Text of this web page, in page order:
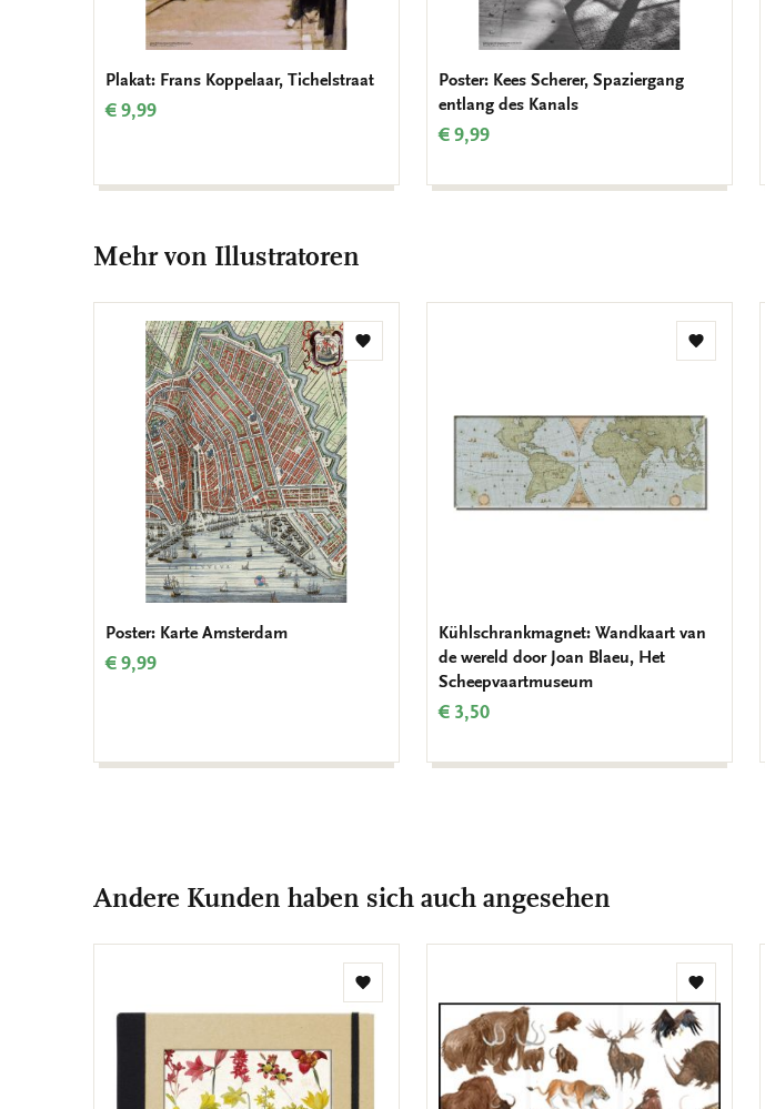
Plakat: Frans Koppelaar, Tichelstraat
€ 9,99
Poster: Kees Scherer, Spaziergang
entlang des Kanals
€ 9,99
Mehr von Illustratoren
Zur
Poster: Karte Amsterdam
€ 9,99
Zur
Kühlschrankmagnet: Wandkaart van
de wereld door Joan Blaeu, Het
Scheepvaartmuseum
€ 3,50
Andere Kunden haben sich auch angesehen
Zur
Wunschliste
hinzufügen
Zur